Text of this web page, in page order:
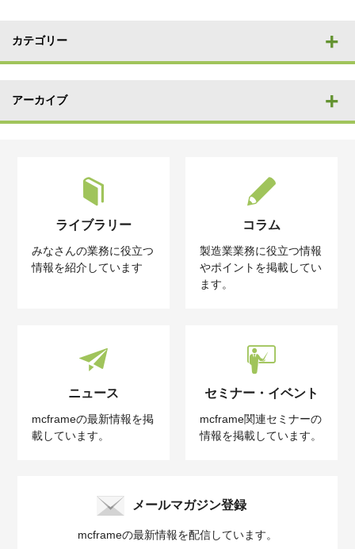
カテゴリー
アーカイブ
ライブラリー
みなさんの業務に役立つ
情報を紹介しています
コラム
製造業業務に役立つ情報
やポイントを掲載してい
ます。
ニュース
mcframeの最新情報を掲
載しています。
セミナー・イベント
mcframe関連セミナーの
情報を掲載しています。
メールマガジン登録
mcframeの最新情報を配信しています。